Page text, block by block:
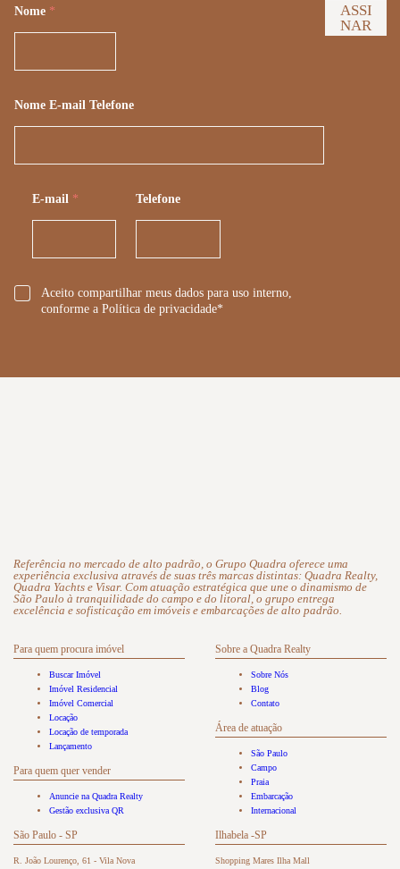
Nome *
Nome E-mail Telefone
E-mail * Telefone
*
Aceito compartilhar meus dados para uso interno,
conforme a Política de privacidade*
ASSI
NAR
Referência no mercado de alto padrão, o Grupo Quadra oferece uma
experiência exclusiva através de suas três marcas distintas: Quadra Realty,
Quadra Yachts e Visar. Com atuação estratégica que une o dinamismo de
São Paulo à tranquilidade do campo e do litoral, o grupo entrega
excelência e sofisticação em imóveis e embarcações de alto padrão.
Para quem procura imóvel
Buscar Imóvel
Imóvel Residencial
Imóvel Comercial
Locação
Locação de temporada
Lançamento
Para quem quer vender
Anuncie na Quadra Realty
Gestão exclusiva QR
Sobre a Quadra Realty
Sobre Nós
Blog
Contato
Área de atuação
São Paulo
Campo
Praia
Embarcação
Internacional
São Paulo - SP
R. João Lourenço, 61 - Vila Nova
Ilhabela -SP
Shopping Mares Ilha Mall